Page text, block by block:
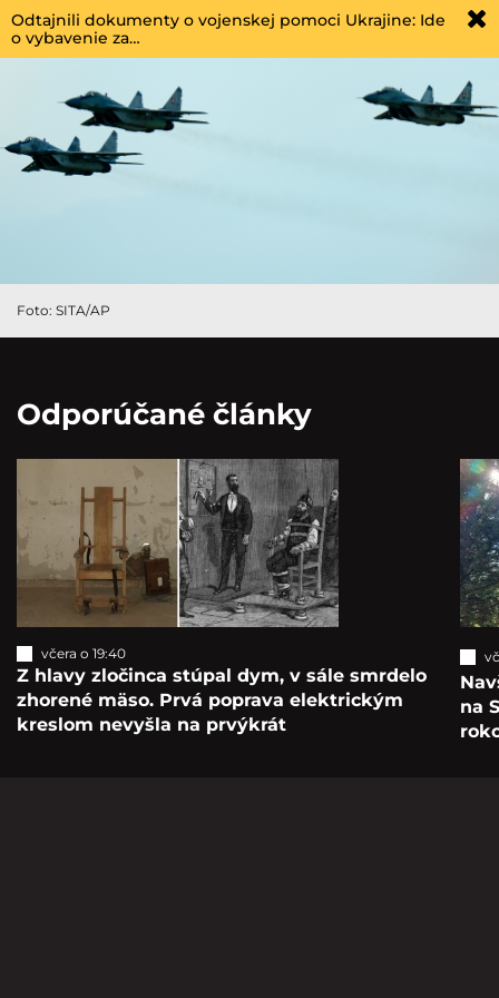
Odtajnili dokumenty o vojenskej pomoci Ukrajine: Ide
o vybavenie za…
Foto: SITA/AP
Odporúčané články
včera o 19:40
Z hlavy zločinca stúpal dym, v sále smrdelo
zhorené mäso. Prvá poprava elektrickým
kreslom nevyšla na prvýkrát
na